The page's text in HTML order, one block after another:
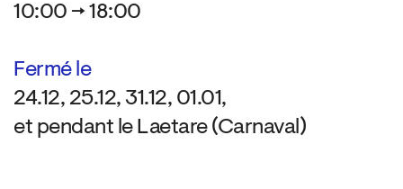
10:00 → 18:00
Fermé le
24.12, 25.12, 31.12, 01.01,
et pendant le Laetare (Carnaval)